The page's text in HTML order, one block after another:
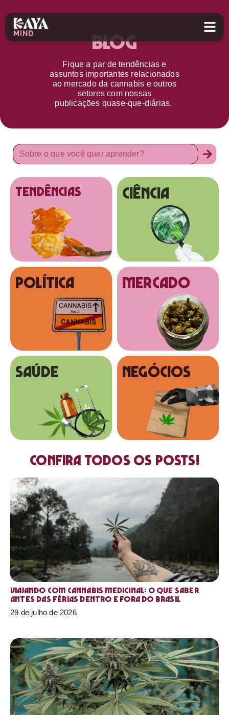
Blog
Fique a par detendências e
assuntos importantes relacionados
ao mercado da cannabis e outros
setorescom nossas
publicações quase-que-diárias.
tendências Ciência
Política MERCADO
SAÚDE NEGÓCIOS
Confira todos os posts!
Viajando com cannabis medicinal: o que saber
antes das férias dentro e fora do Brasil
29 de julho de 2026